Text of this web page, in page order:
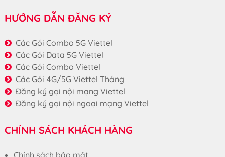
HƯỚNG DẪN ĐĂNG KÝ
Các Gói Combo 5G Viettel
Các Gói Data 5G Viettel
Các Gói Combo Viettel
Các Gói 4G/5G Viettel Tháng
Đăng ký gọi nội mạng Viettel
Đăng ký gọi nội ngoại mạng Viettel
CHÍNH SÁCH KHÁCH HÀNG
Chính sách bảo mật